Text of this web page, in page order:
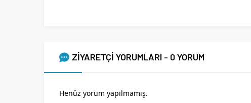
ZİYARETÇİ YORUMLARI - 0 YORUM
Henüz yorum yapılmamış.